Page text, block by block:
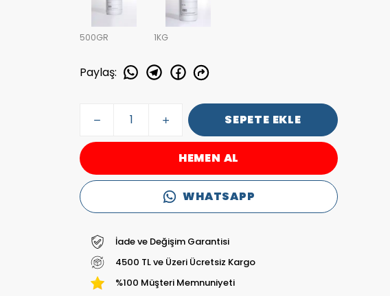
500GR 1KG
Paylaş:
SEPETE EKLE
HEMEN AL
WHATSAPP
İade ve Değişim Garantisi
4500 TL ve Üzeri Ücretsiz Kargo
%100 Müşteri Memnuniyeti